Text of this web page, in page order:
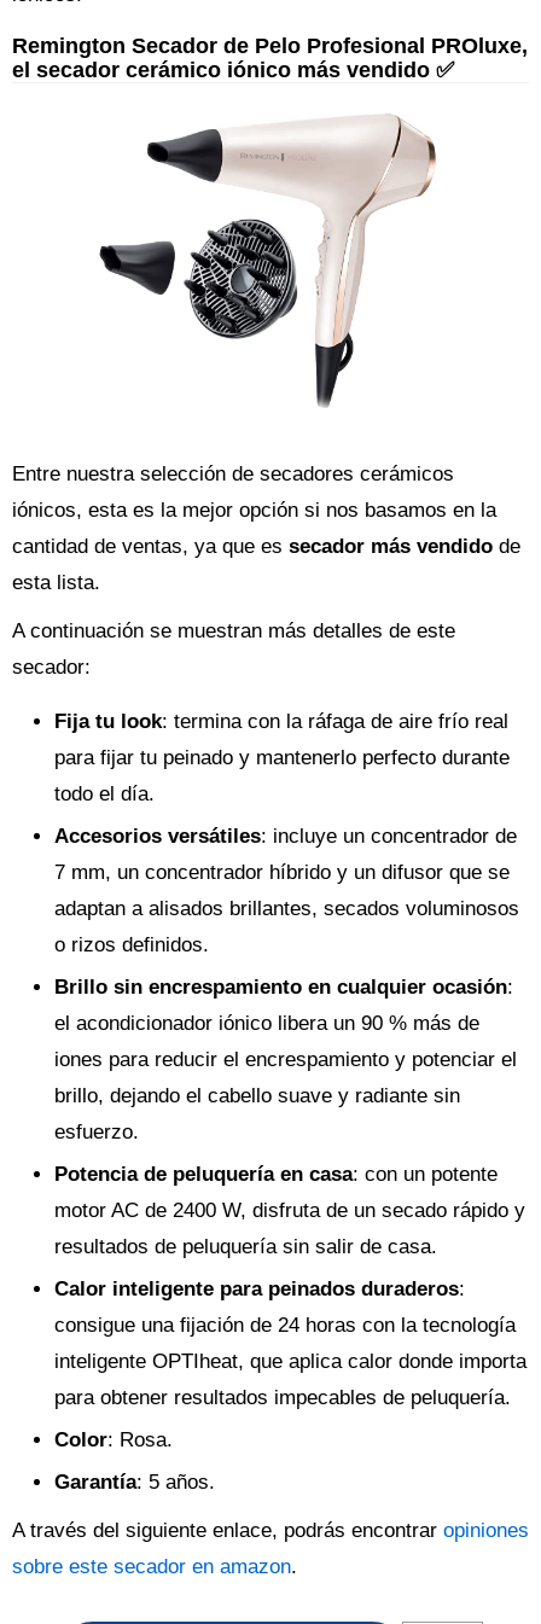
Remington Secador de Pelo Profesional PROluxe,
el secador cerámico iónico más vendido ✅
Entre nuestra selección de secadores cerámicos
iónicos, esta es la mejor opción si nos basamos en la
cantidad de ventas, ya que es secador más vendido de
esta lista.
A continuación se muestran más detalles de este
secador:
Fija tu look: termina con la ráfaga de aire frío real
para fijar tu peinado y mantenerlo perfecto durante
todo el día.
Accesorios versátiles: incluye un concentrador de
7 mm, un concentrador híbrido y un difusor que se
adaptan a alisados brillantes, secados voluminosos
o rizos definidos.
Brillo sin encrespamiento en cualquier ocasión:
el acondicionador iónico libera un 90 % más de
iones para reducir el encrespamiento y potenciar el
brillo, dejando el cabello suave y radiante sin
esfuerzo.
Potencia de peluquería en casa: con un potente
motor AC de 2400 W, disfruta de un secado rápido y
resultados de peluquería sin salir de casa.
Calor inteligente para peinados duraderos:
consigue una fijación de 24 horas con la tecnología
inteligente OPTIheat, que aplica calor donde importa
para obtener resultados impecables de peluquería.
Color: Rosa.
Garantía: 5 años.
A través del siguiente enlace, podrás encontrar opiniones
sobre este secador en amazon.